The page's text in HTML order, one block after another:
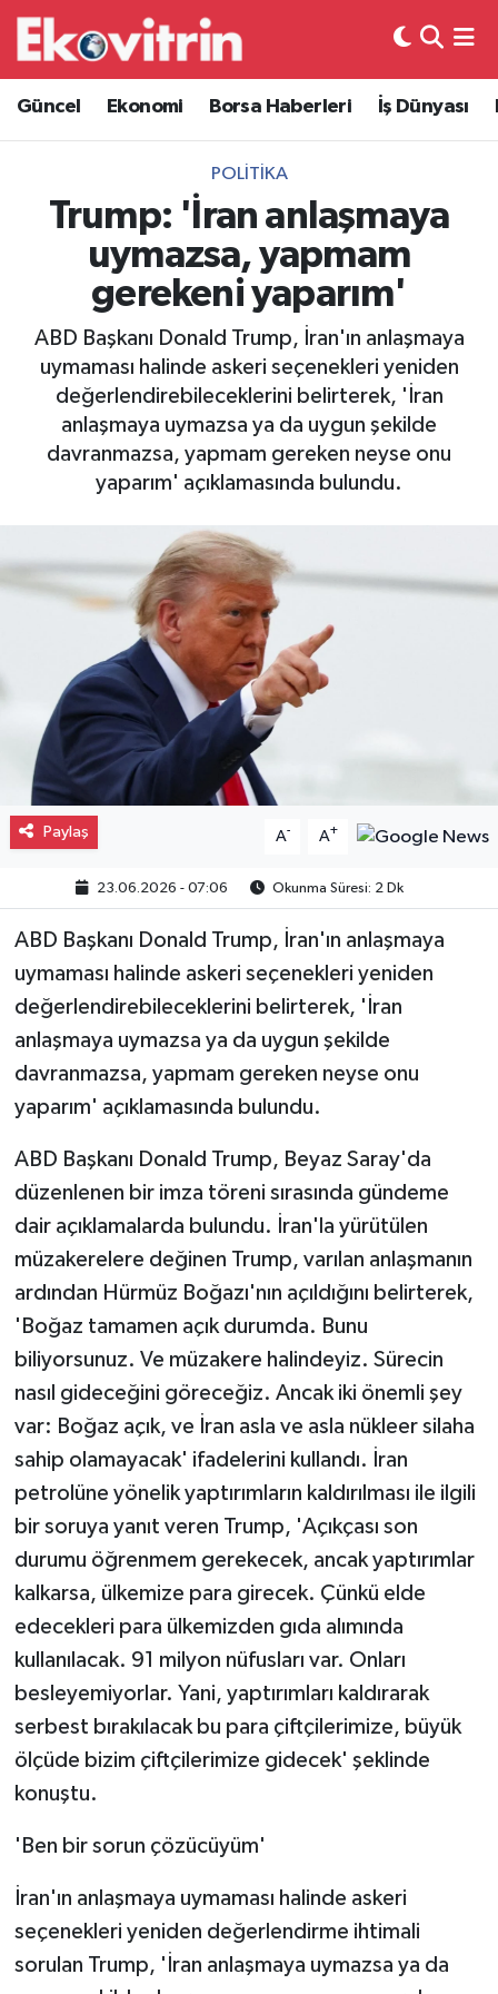
Güncel Ekonomi Borsa Haberleri İş Dünyası
POLITIKA
Trump: 'İran anlaşmaya
uymazsa, yapmam
gerekeni yaparım'
ABD Başkanı Donald Trump, İran'ın anlaşmaya
uymaması halinde askeri seçenekleri yeniden
değerlendirebileceklerini belirterek, 'İran
anlaşmaya uymazsa ya da uygun şekilde
davranmazsa, yapmam gereken neyse onu
yaparım' açıklamasında bulundu.
Paylaş A- A+
23.06.2026 - 07:06 Okunma Süresi: 2 Dk
ABD Başkanı Donald Trump, İran'ın anlaşmaya
uymaması halinde askeri seçenekleri yeniden
değerlendirebileceklerini belirterek, 'İran
anlaşmaya uymazsa ya da uygun şekilde
davranmazsa, yapmam gereken neyse onu
yaparım' açıklamasında bulundu.
ABD Başkanı Donald Trump, Beyaz Saray'da
düzenlenen bir imza töreni sırasında gündeme
dair açıklamalarda bulundu. İran'la yürütülen
müzakerelere değinen Trump, varılan anlaşmanın
ardından Hürmüz Boğazı'nın açıldığını belirterek,
'Boğaz tamamen açık durumda. Bunu
biliyorsunuz. Ve müzakere halindeyiz. Sürecin
nasıl gideceğini göreceğiz. Ancak iki önemli şey
var: Boğaz açık, ve İran asla ve asla nükleer silaha
sahip olamayacak' ifadelerini kullandı. İran
petrolüne yönelik yaptırımların kaldırılması ile ilgili
bir soruya yanıt veren Trump, 'Açıkçası son
durumu öğrenmem gerekecek, ancak yaptırımlar
kalkarsa, ülkemize para girecek. Çünkü elde
edecekleri para ülkemizden gıda alımında
kullanılacak. 91 milyon nüfusları var. Onları
besleyemiyorlar. Yani, yaptırımları kaldırarak
serbest bırakılacak bu para çiftçilerimize, büyük
ölçüde bizim çiftçilerimize gidecek' şeklinde
konuştu.
'Ben bir sorun çözücüyüm'
İran'ın anlaşmaya uymaması halinde askeri
seçenekleri yeniden değerlendirme ihtimali
sorulan Trump, 'İran anlaşmaya uymazsa ya da
Güncel
Ekonomi
Borsa Haberleri
İş Dünyası
Lojistik
Otovitrin
Asayiş
Magazin
Gayrimenkul
Spor
Eğitim
Hava Durumu
Trafik Durumu
Süper Lig Puan Durumu ve Fikstür
Tüm Manşetler
Son Dakika Haberleri
Haber Arşivi